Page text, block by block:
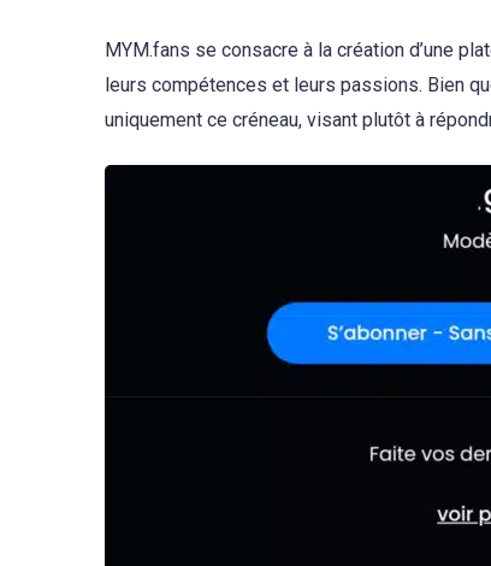
MYM.fans se consacre à la création d’une
leurs compétences et leurs passions. Bien
uniquement ce créneau, visant plutôt à